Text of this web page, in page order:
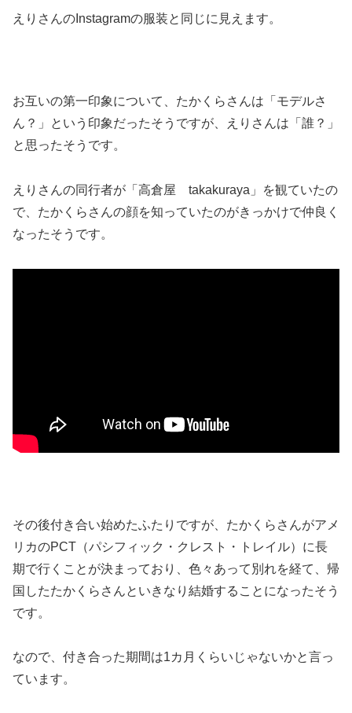
えりさんのInstagramの服装と同じに見えます。
お互いの第一印象について、たかくらさんは「モデルさ
ん？」という印象だったそうですが、えりさんは「誰？」
と思ったそうです。
えりさんの同行者が「高倉屋 takakuraya」を観ていたの
で、たかくらさんの顔を知っていたのがきっかけで仲良く
なったそうです。
その後付き合い始めたふたりですが、たかくらさんがアメ
リカのPCT（パシフィック・クレスト・トレイル）に長
期で行くことが決まっており、色々あって別れを経て、帰
国したたかくらさんといきなり結婚することになったそう
です。
なので、付き合った期間は1カ月くらいじゃないかと言っ
ています。